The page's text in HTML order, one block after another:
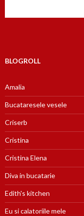
BLOGROLL
Amalia
Bucataresele vesele
Criserb
Cristina
Cristina Elena
Diva in bucatarie
Edith's kitchen
Eu si calatoriile mele